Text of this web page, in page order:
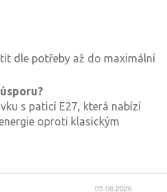
dle potřeby až do maximální
s paticí E27, která nabízí
oproti klasickým